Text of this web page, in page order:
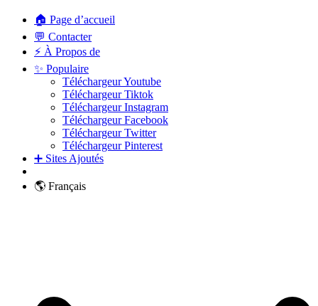
🏠 Page d’accueil
💬 Contacter
⚡ À Propos de
✨ Populaire
Téléchargeur Youtube
Téléchargeur Tiktok
Téléchargeur Instagram
Téléchargeur Facebook
Téléchargeur Twitter
Téléchargeur Pinterest
➕ Sites Ajoutés
🌎 Français